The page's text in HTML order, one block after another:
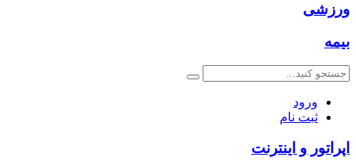
ورزشی
بیمه
ورود
ثبت نام
اپراتور و اینترنت